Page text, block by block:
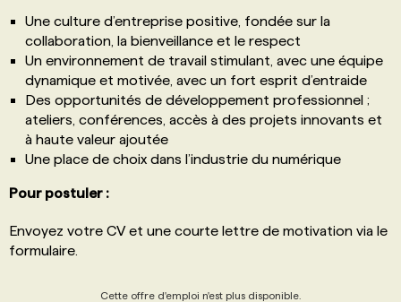
Une culture d’entreprise positive, fondée sur la
collaboration, la bienveillance et le respect
Un environnement de travail stimulant, avec une équipe
dynamique et motivée, avec un fort esprit d’entraide
Des opportunités de développement professionnel ;
ateliers, conférences, accès à des projets innovants et
à haute valeur ajoutée
Une place de choix dans l’industrie du numérique
Pour postuler :
Envoyez votre CV et une courte lettre de motivation via le
formulaire.
Cette offre d'emploi n'est plus disponible.